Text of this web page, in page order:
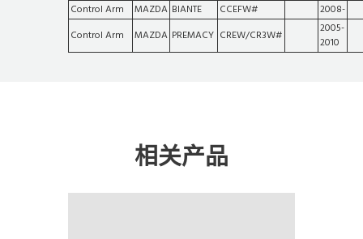
Control Arm
MAZDA BIANTE CCEFW#
2008-
Control Arm
MAZDA PREMACY CREW/CR3W#
2005-
2010
相关产品